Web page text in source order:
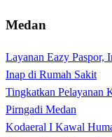
Medan
Layanan Eazy Paspor,
Inap di Rumah Sakit
Tingkatkan Pelayanan
Pirngadi Medan‎
Kodaeral I Kawal